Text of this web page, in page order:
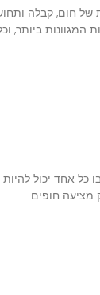
של חום, קבלה
המגוונות ביותר,
כל אחד יכול
מציעה חופים